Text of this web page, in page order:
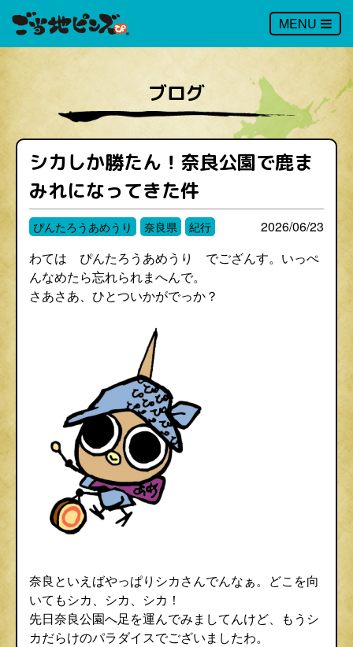
MENU
ブログ
シカしか勝たん！奈良公園で鹿ま
みれになってきた件
ぴんたろうあめうり 奈良県 紀行
2026/06/23
わては ぴんたろうあめうり でござんす。いっぺ
んなめたら忘れられまへんで。
さあさあ、ひとついかがでっか？
奈良といえばやっぱりシカさんでんなぁ。どこを向
いてもシカ、シカ、シカ！
先日奈良公園へ足を運んでみましてんけど、もうシ
カだらけのパラダイスでございましたわ。